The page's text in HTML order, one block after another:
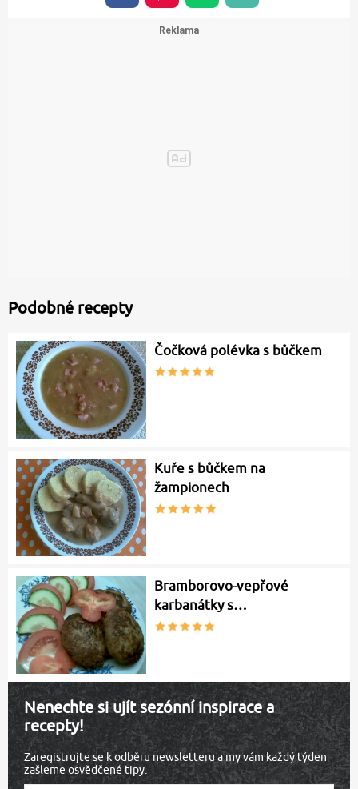
Podobné recepty
Čočková polévka s bůčkem
Kuře s bůčkem na
žampionech
Bramborovo-vepřové
karbanátky s…
Nenechte si ujít sezónní inspirace a
recepty!
Zaregistrujte se k odběru newsletteru a my vám každý týden
zašleme osvědčené tipy.